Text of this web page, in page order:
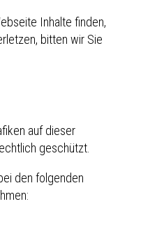
Inhalte finden,
bitten wir Sie
auf dieser
geschützt.
den folgenden